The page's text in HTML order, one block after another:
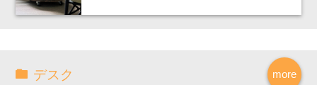
more
デスク